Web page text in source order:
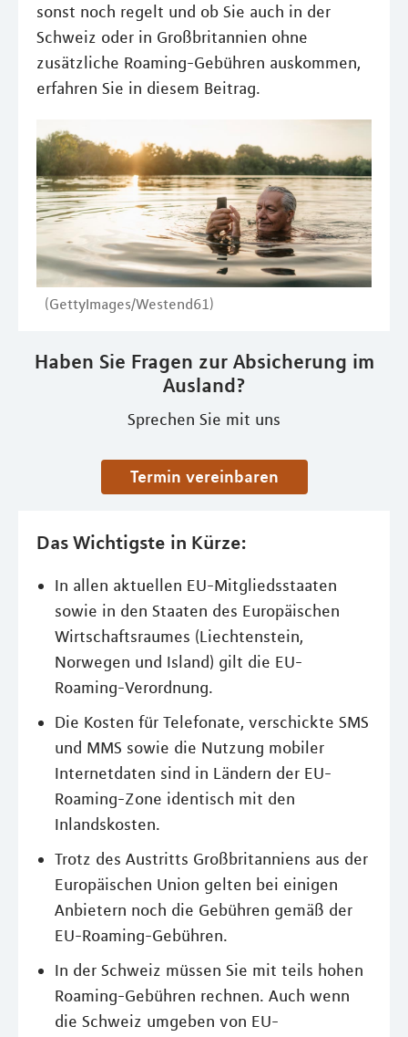
sonst noch regelt und ob Sie auch in der
Schweiz oder in Großbritannien ohne
zusätzliche Roaming-Gebühren auskommen,
erfahren Sie in diesem Beitrag.
(GettyImages/Westend61)
Haben Sie Fragen zur Absicherung im
Ausland?
Sprechen Sie mit uns
Termin vereinbaren
Das Wichtigste in Kürze:
In allen aktuellen EU-Mitgliedsstaaten
sowie in den Staaten des Europäischen
Wirtschaftsraumes (Liechtenstein,
Norwegen und Island) gilt die EU-
Roaming-Verordnung.
Die Kosten für Telefonate, verschickte SMS
und MMS sowie die Nutzung mobiler
Internetdaten sind in Ländern der EU-
Roaming-Zone identisch mit den
Inlandskosten.
Trotz des Austritts Großbritanniens aus der
Europäischen Union gelten bei einigen
Anbietern noch die Gebühren gemäß der
EU-Roaming-Gebühren.
In der Schweiz müssen Sie mit teils hohen
Roaming-Gebühren rechnen. Auch wenn
die Schweiz umgeben von EU-